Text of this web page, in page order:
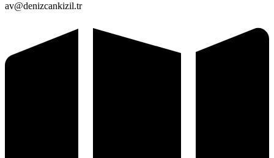
av@denizcankizil.tr